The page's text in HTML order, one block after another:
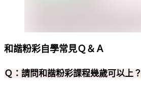
和諧粉彩自學常見Ｑ＆Ａ
Ｑ：請問和諧粉彩課程幾歲可以上？